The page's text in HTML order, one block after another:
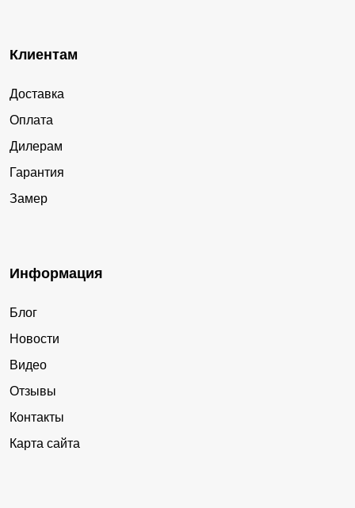
Клиентам
Доставка
Оплата
Дилерам
Гарантия
Замер
Информация
Блог
Новости
Видео
Отзывы
Контакты
Карта сайта